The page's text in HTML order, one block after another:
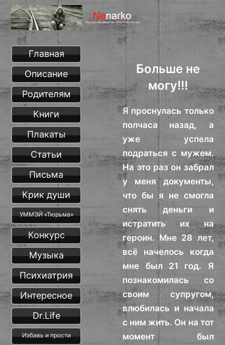
Больше не
могу!!!
Я проснулась только
полчаса назад, а
уже успела
подраться с мужем.
На это раз он забрал
у меня документы,
что бы я не смогла
снять деньги и
истратить их на
героин. Мне 28 лет,
всё начелось когда
мне был 21 год. Я
познакомилась со
своим супругом,
влюбилась и начала
с ним жить. Он на тот
момент был
Главная
Описание
Родителям
Книги
Плакаты
Статьи
Письма
Крик души
УММЭЙ «Тюрьма»
Конкурс
Музыка
Психиатрия
Интересное
Dr.Life
Избавь и прости